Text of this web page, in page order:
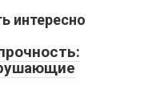
интересно